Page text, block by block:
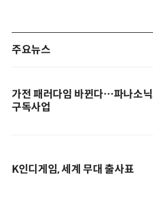
주요뉴스
가전 패러다임 바뀐다…파나소
구독사업
K인디게임, 세계 무대 출사표